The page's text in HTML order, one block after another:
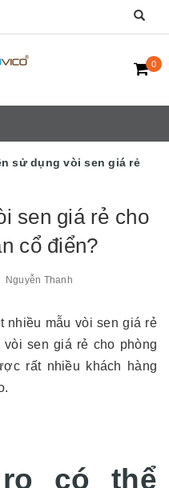
0
sử dụng vòi sen giá rẻ
sen giá rẻ cho
cổ điển?
Nguyễn Thanh
nhiều mẫu vòi sen giá rẻ
sen giá rẻ cho phòng
rất nhiều khách hàng
có thể